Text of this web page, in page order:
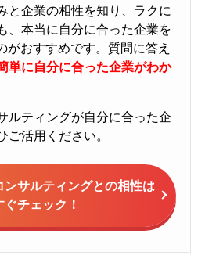
と企業の相性を知り、ラクに
、本当に自分に合った企業を
がおすすめです。質問に答え
単に自分に合った企業がわか
ルティングが自分に合った企
活用ください。
ンサルティングとの相性は
チェック！